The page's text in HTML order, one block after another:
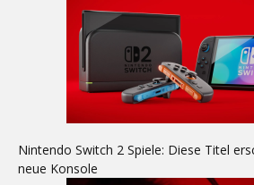
Nintendo Switch 2 Spiele: Diese Titel
neue Konsole